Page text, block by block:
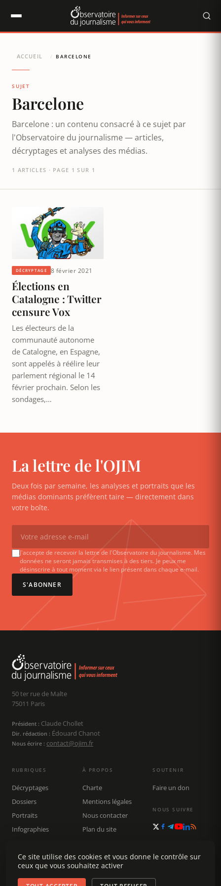
ACCUEIL / BARCELONE
SUJET
Barcelone
Barcelone : un contenu consacré à ce sujet par
l'Observatoire du journalisme — articles,
décryptages et analyses des médias.
1 ARTICLES · PAGE 1 SUR 1
DÉCRYPTAGE 8 février 2021
Élections en
Catalogne : Twitter
censure Vox
Les électeurs de la
communauté autonome
de Catalogne, en Espagne,
sont appelés à réélire leur
parlement régional le 14
février prochain. Selon les
sondages,…
La lettre de l'OJIM
Deux fois par semaine, les analyses et portraits que les
médias dominants préfèrent taire — directement dans
votre boîte.
J'accepte de recevoir la lettre de l'Observatoire du journalisme. Mes
données ne seront jamais transmises à des tiers. Je peux me
désinscrire à tout moment via le lien présent dans chaque e-mail.
S'ABONNER
50 ter rue de Malte
75011 Paris
Président : Claude Chollet
Dir. rédaction : Édouard Chanot
Nous écrire : contact@ojim.fr
RUBRIQUES
Décryptages
Dossiers
Portraits
Infographies
Rechercher
À PROPOS
Charte
Mentions légales
Nous contacter
Plan du site
SOUTENIR
Faire un don
NOUS SUIVRE
Panneau de gestion des cookies
Ce site utilise des cookies et vous donne le contrôle sur
ceux que vous souhaitez activer